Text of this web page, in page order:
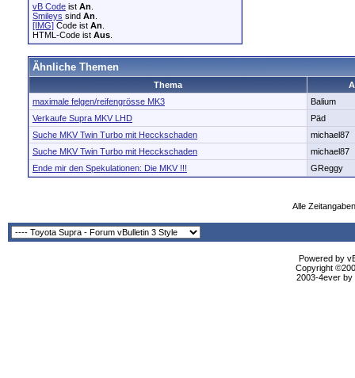
vB Code ist An
Smileys sind An
[IMG] Code ist An
HTML-Code ist Aus
Ähnliche Themen
Thema
maximale felgen/reifengrösse MK3
Balium
Verkaufe Supra MKV LHD
Päd
Suche MKV Twin Turbo mit Hecckschaden
michael87
Suche MKV Twin Turbo mit Hecckschaden
michael87
Ende mir den Spekulationen: Die MKV !!!
GReggy
Alle
Powered by
Copyright
2003-4ever by